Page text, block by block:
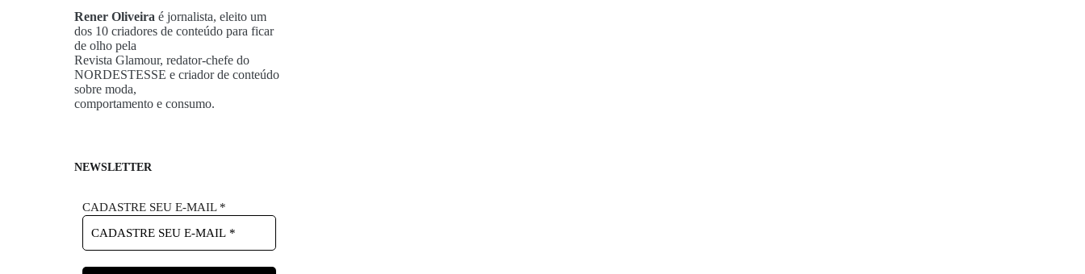
Rener Oliveira é jornalista, eleito um
dos 10 criadores de conteúdo para ficar
de olho pela
Revista Glamour, redator-chefe do
NORDESTESSE e criador de conteúdo
sobre moda,
comportamento e consumo.
NEWSLETTER
CADASTRE SEU E-MAIL *